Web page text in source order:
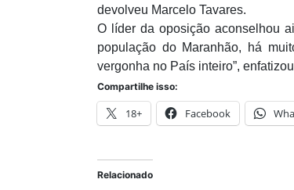
devolveu Marcelo Tavares.
O líder da oposição aconselhou
população do Maranhão, há
vergonha no País inteiro”,
Compartilhe isso:
18+ Facebook
Relacionado